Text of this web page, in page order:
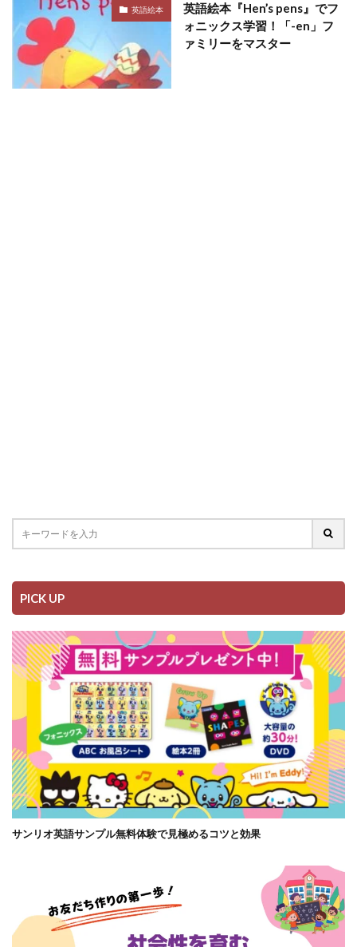
英語絵本
英語絵本『Hen’s pens』でフ
ォニックス学習！「-en」フ
ァミリーをマスター
PICK UP
サンリオ英語サンプル無料体験で見極めるコツと効果